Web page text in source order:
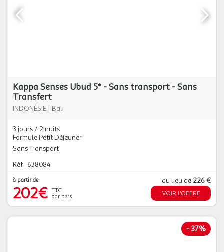
Kappa Senses Ubud 5* - Sans transport - Sans
Transfert
INDONÉSIE | Bali
3 jours / 2 nuits
Formule Petit Déjeuner
Sans Transport
Réf : 638084
à partir de
202€ TTC
par pers.
au lieu de 226 €
VOIR L'OFFRE
-37%